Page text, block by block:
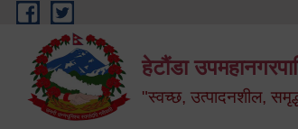
Skip to main content
हेटौंडा
"स्वच्छ, उत्पादनशील,